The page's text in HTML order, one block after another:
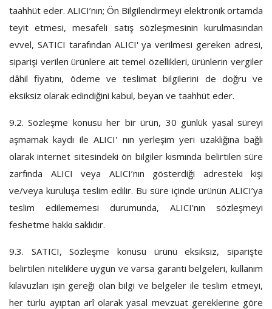
taahhüt eder. ALICI’nın; Ön Bilgilendirmeyi elektronik ortamda
teyit etmesi, mesafeli satış sözleşmesinin kurulmasından
evvel, SATICI tarafından ALICI' ya verilmesi gereken adresi,
siparişi verilen ürünlere ait temel özellikleri, ürünlerin vergiler
dâhil fiyatını, ödeme ve teslimat bilgilerini de doğru ve
eksiksiz olarak edindiğini kabul, beyan ve taahhüt eder.
9.2. Sözleşme konusu her bir ürün, 30 günlük yasal süreyi
aşmamak kaydı ile ALICI' nın yerleşim yeri uzaklığına bağlı
olarak internet sitesindeki ön bilgiler kısmında belirtilen süre
zarfında ALICI veya ALICI’nın gösterdiği adresteki kişi
ve/veya kuruluşa teslim edilir. Bu süre içinde ürünün ALICI’ya
teslim edilememesi durumunda, ALICI’nın sözleşmeyi
feshetme hakkı saklıdır.
9.3. SATICI, Sözleşme konusu ürünü eksiksiz, siparişte
belirtilen niteliklere uygun ve varsa garanti belgeleri, kullanım
kılavuzları işin gereği olan bilgi ve belgeler ile teslim etmeyi,
her türlü ayıptan arî olarak yasal mevzuat gereklerine göre